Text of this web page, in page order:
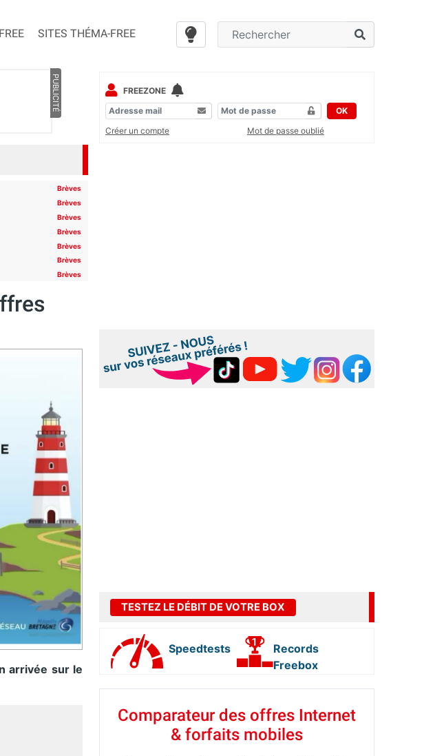
SITES THÉMA-FREE
PUBLICITÉ
Brèves
Brèves
Brèves
Brèves
Brèves
Brèves
Brèves
arrivée sur le
FREEZONE
OK
Créer un compte
Mot de passe oublié
TESTEZ LE DÉBIT DE VOTRE BOX
Speedtests
Records
Freebox
Comparateur des offres Internet
& forfaits mobiles